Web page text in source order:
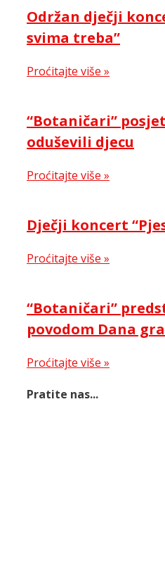
Održan dječji
svima treba”
Proćitajte više »
“Botaničari”
oduševili djecu
Proćitajte više »
Dječji koncert
Proćitajte više »
“Botaničari”
povodom Dana
Proćitajte više »
Pratite nas...